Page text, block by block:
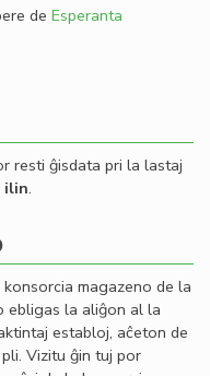
de Esperanta
resti ĝisdata pri la lastaj
ilin.
magazeno de la
ebligas la aliĝon al la
establoj, aĉeton de
Vizitu ĝin tuj por